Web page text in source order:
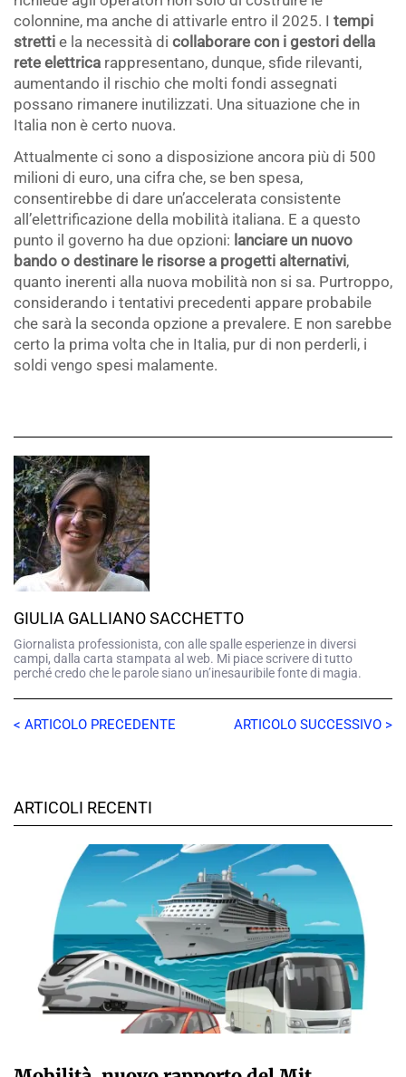
colonnine, ma anche di attivarle entro il 2025. I tempi
stretti e la necessità di collaborare con i gestori della
rete elettrica rappresentano, dunque, sfide rilevanti,
aumentando il rischio che molti fondi assegnati
possano rimanere inutilizzati. Una situazione che in
Italia non è certo nuova.
Attualmente ci sono a disposizione ancora più di 500
milioni di euro, una cifra che, se ben spesa,
consentirebbe di dare un’accelerata consistente
all’elettrificazione della mobilità italiana. E a questo
punto il governo ha due opzioni: lanciare un nuovo
bando o destinare le risorse a progetti alternativi,
quanto inerenti alla nuova mobilità non si sa. Purtroppo,
considerando i tentativi precedenti appare probabile
che sarà la seconda opzione a prevalere. E non sarebbe
certo la prima volta che in Italia, pur di non perderli, i
soldi vengo spesi malamente.
GIULIA GALLIANO SACCHETTO
Giornalista professionista, con alle spalle esperienze in diversi
campi, dalla carta stampata al web. Mi piace scrivere di tutto
perché credo che le parole siano un’inesauribile fonte di magia.
< ARTICOLO PRECEDENTE ARTICOLO SUCCESSIVO >
ARTICOLI RECENTI